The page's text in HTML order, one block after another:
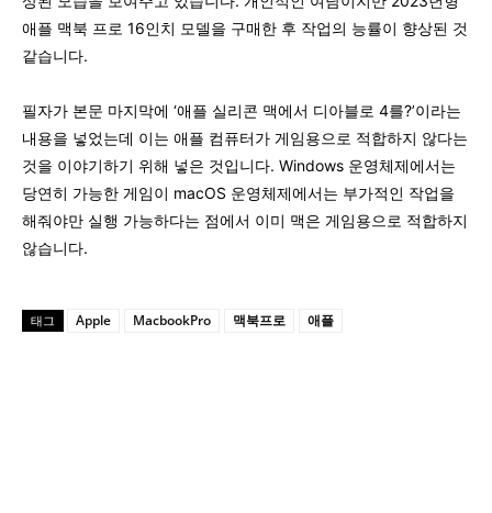
애플 맥북 프로 16인치 모델을 구매한 후 작업의 능률이 향상된 것
같습니다.
필자가 본문 마지막에 ‘애플 실리콘 맥에서 디아블로 4를?’이라는
내용을 넣었는데 이는 애플 컴퓨터가 게임용으로 적합하지 않다는
것을 이야기하기 위해 넣은 것입니다. Windows 운영체제에서는
당연히 가능한 게임이 macOS 운영체제에서는 부가적인 작업을
해줘야만 실행 가능하다는 점에서 이미 맥은 게임용으로 적합하지
않습니다.
태그 Apple MacbookPro 맥북프로 애플